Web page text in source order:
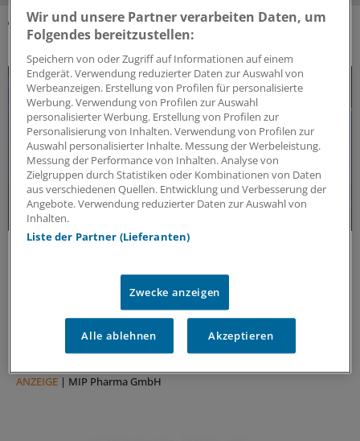
DAS KÖNNTE SIE AUCH INTERESSIEREN
besonderen Wirkmechanismus
Für die Langzeitprophylaxe von Harnwegsinfektionen
sind geringe Resistenzraten und gute Verträglichkeit
entscheidend. Eine neue Studie zeigt, warum dieses
ANZEIGE | MIP Pharma GmbH
Wir und unsere Partner verarbeiten Daten, um
Folgendes bereitzustellen:
Speichern von oder Zugriff auf Informationen auf einem
Endgerät. Verwendung reduzierter Daten zur Auswahl von
Werbeanzeigen. Erstellung von Profilen für personalisierte
Werbung. Verwendung von Profilen zur Auswahl
personalisierter Werbung. Erstellung von Profilen zur
Personalisierung von Inhalten. Verwendung von Profilen zur
Auswahl personalisierter Inhalte. Messung der Werbeleistung.
Messung der Performance von Inhalten. Analyse von
Zielgruppen durch Statistiken oder Kombinationen von Daten
aus verschiedenen Quellen. Entwicklung und Verbesserung der
Angebote. Verwendung reduzierter Daten zur Auswahl von
Inhalten.
Liste der Partner (Lieferanten)
Zwecke anzeigen
Alle ablehnen Akzeptieren